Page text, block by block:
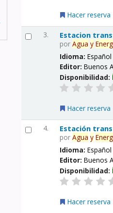
Hacer reserva
3. Estacion
porAgua y
Idioma:Español
Editor:Buenos
Disponibilidad:
Hacer reserva
4. Estación
porAgua y
Idioma:Español
Editor:Buenos
Disponibilidad:
Hacer reserva